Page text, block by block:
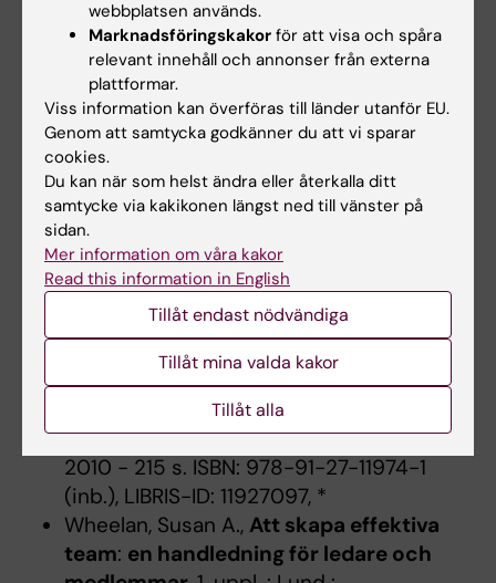
redovisningstillfällen som vid frånvaro ska
fullgöras genom ersättningsuppgifter.
Litteraturlista och övriga läromedel
Stone, Douglas; Patton, Bruce; Heen,
Sheila,Svåra samtal:[hur man pratar om
det som betyder mest]
[Ny utg.] : Malmö : Ica, 2007 - 327 s. ISBN:
978-91-534-3073-5, LIBRIS-ID: 10703214,
Sandahl, Christer; Falkenström, Erica;
Knorring, Mia von,Chef med känsla och
om professionalism och etik i
ledarskapet, Stockholm : Natur & kultur,
2010 - 215 s. ISBN: 978-91-27-11974-1
(inb.), LIBRIS-ID: 11927097, *
Wheelan, Susan A., Att skapa effektiva
team: en handledning för ledare och
webbplatsen används.
Marknadsföringskakor för att visa och spåra
relevant innehåll och annonser från externa
plattformar.
Viss information kan överföras till länder utanför EU.
Genom att samtycka godkänner du att vi sparar
cookies.
Du kan när som helst ändra eller återkalla ditt
samtycke via kakikonen längst ned till vänster på
sidan.
Mer information om våra kakor
Read this information in English
Tillåt endast nödvändiga
Tillåt mina valda kakor
Tillåt alla